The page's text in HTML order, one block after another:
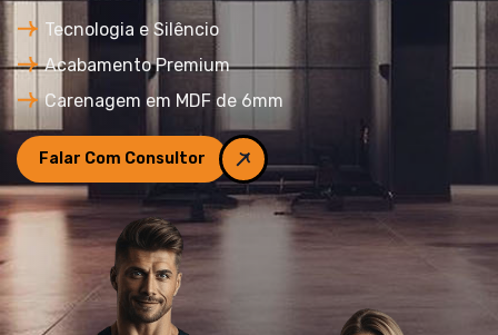
Tecnologia e Silêncio
Acabamento Premium
Carenagem em MDF de 6mm
Falar Com Consultor